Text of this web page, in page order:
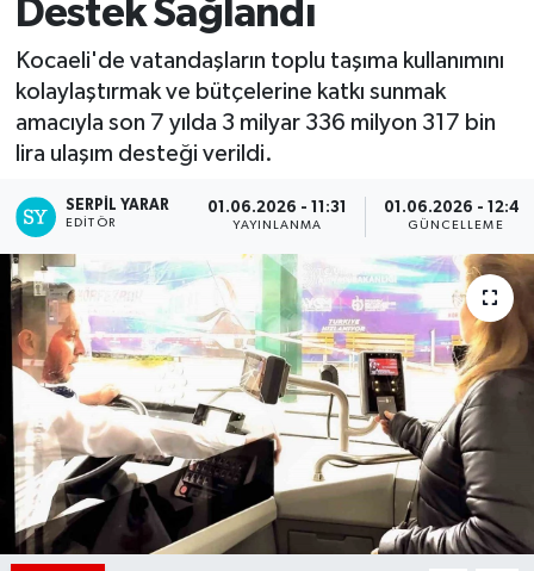
Destek Sağlandı
Kocaeli'de vatandaşların toplu taşıma kullanımını
kolaylaştırmak ve bütçelerine katkı sunmak
amacıyla son 7 yılda 3 milyar 336 milyon 317 bin
lira ulaşım desteği verildi.
SERPİL YARAR
EDITÖR
01.06.2026 - 11:31
YAYINLANMA
01.06.2026 - 12:41
GÜNCELLEME